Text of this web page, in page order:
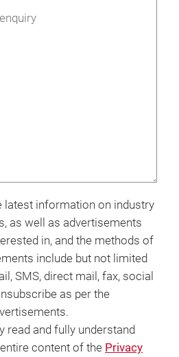
latest information on industry
as well as advertisements
in, and the methods of
include but not limited
SMS, direct mail, fax, social
as per the
read and fully understand
content of the Privacy